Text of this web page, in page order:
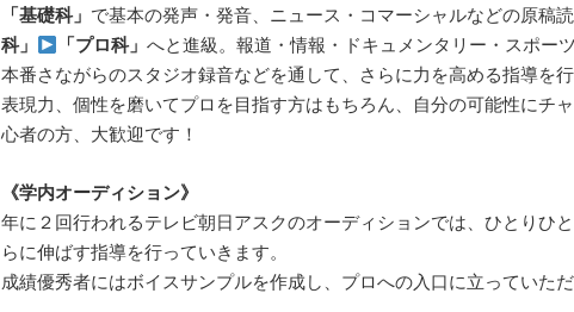
「基礎科」 で基本の発声・発音、ニュース・コマーシャルなどの原稿
科」
「プロ科」 へと進級。報道・情報・ドキュメンタリー・スポー
本番さながらのスタジオ録音などを通して、さらに力を高める指導を
表現力、個性を磨いてプロを目指す方はもちろん、自分の可能性にチ
心者の方、大歓迎です！
《学内オーディション》
年に２回行われるテレビ朝日アスクのオーディションでは、ひとりひ
らに伸ばす指導を行っていきます。
成績優秀者にはボイスサンプルを作成し、プロへの入口に立っていた